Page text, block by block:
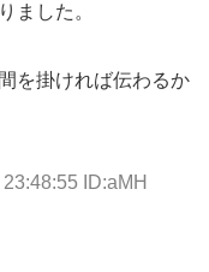
ました。
を掛ければ伝わるか
ID:aMH